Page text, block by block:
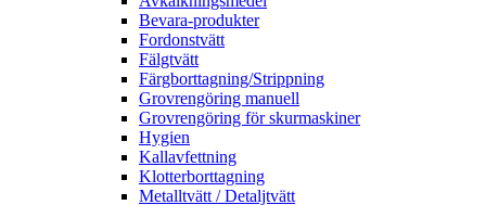
Bevara-produkter
Fordonstvätt
Fälgtvätt
Färgborttagning/Strippning
Grovrengöring manuell
Grovrengöring för skurmaskiner
Hygien
Kallavfettning
Klotterborttagning
Metalltvätt / Detaljtvätt